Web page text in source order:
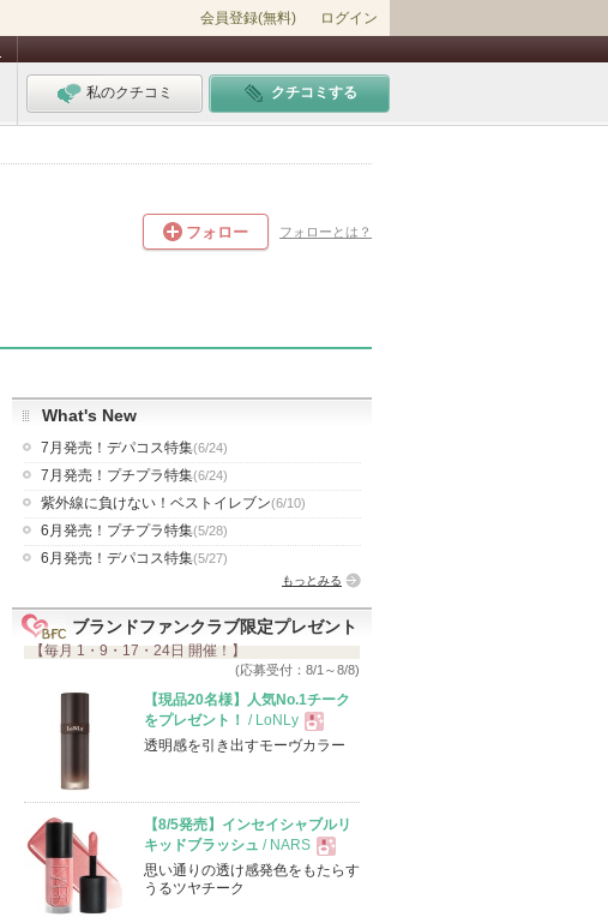
会員登録(無料) ログイン
私のクチコミ クチコミする
フォロー フォローとは？
What's New
7月発売！デパコス特集(6/24)
7月発売！プチプラ特集(6/24)
紫外線に負けない！ベストイレブン(6/10)
6月発売！プチプラ特集(5/28)
6月発売！デパコス特集(5/27)
もっとみる
ブランドファンクラブ限定プレゼント
【毎月 1・9・17・24日 開催！】
(応募受付：8/1～8/8)
【現品20名様】人気No.1チーク
をプレゼント！
/ LoNLy
現
透明感を引き出すモーヴカラー
【8/5発売】インセイシャブルリ
キッドブラッシュ / NARS
現
思い通りの透け感発色をもたらす
うるツヤチーク